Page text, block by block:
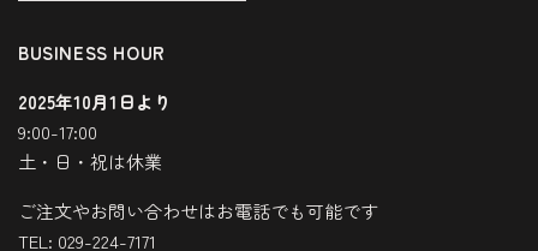
BUSINESS HOUR
2025年10月1日より
9:00-17:00
土・日・祝は休業
ご注文やお問い合わせはお電話でも可能です
TEL: 029-224-7171